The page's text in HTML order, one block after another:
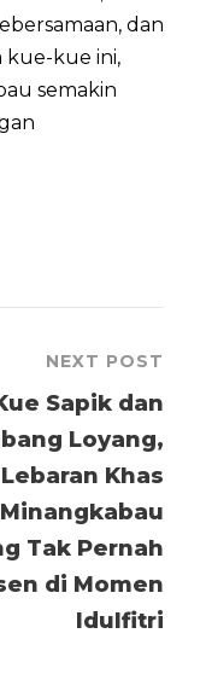
dan
kue-kue ini,
semakin
NEXT POST
Sapik dan
Loyang,
Khas
Minangkabau
Tak Pernah
di Momen
Idulfitri